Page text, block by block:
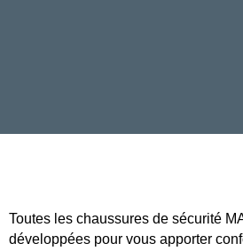
Toutes les chaussures de sécurité
développées pour vous apporter